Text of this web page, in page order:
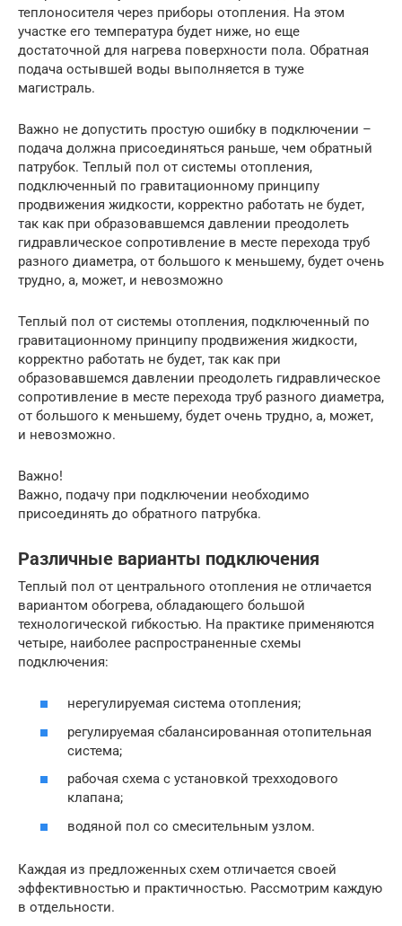
теплоносителя через приборы отопления. На этом
участке его температура будет ниже, но еще
достаточной для нагрева поверхности пола. Обратная
подача остывшей воды выполняется в туже
магистраль.
Важно не допустить простую ошибку в подключении –
подача должна присоединяться раньше, чем обратный
патрубок. Теплый пол от системы отопления,
подключенный по гравитационному принципу
продвижения жидкости, корректно работать не будет,
так как при образовавшемся давлении преодолеть
гидравлическое сопротивление в месте перехода труб
разного диаметра, от большого к меньшему, будет очень
трудно, а, может, и невозможно
Теплый пол от системы отопления, подключенный по
гравитационному принципу продвижения жидкости,
корректно работать не будет, так как при
образовавшемся давлении преодолеть гидравлическое
сопротивление в месте перехода труб разного диаметра,
от большого к меньшему, будет очень трудно, а, может,
и невозможно.
Важно!
Важно, подачу при подключении необходимо
присоединять до обратного патрубка.
Различные варианты подключения
Теплый пол от центрального отопления не отличается
вариантом обогрева, обладающего большой
технологической гибкостью. На практике применяются
четыре, наиболее распространенные схемы
подключения:
нерегулируемая система отопления;
регулируемая сбалансированная отопительная
система;
рабочая схема с установкой трехходового
клапана;
водяной пол со смесительным узлом.
Каждая из предложенных схем отличается своей
эффективностью и практичностью. Рассмотрим каждую
в отдельности.